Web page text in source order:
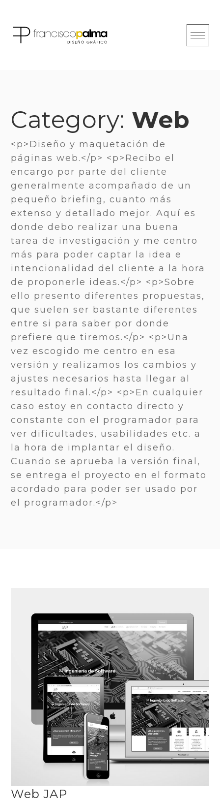
content
Category: Web
<p>Diseño y maquetación de
páginas web.</p> <p>Recibo el
encargo por parte del cliente
generalmente acompañado de un
pequeño briefing, cuanto más
extenso y detallado mejor. Aquí es
donde debo realizar una buena
tarea de investigación y me centro
más para poder captar la idea e
intencionalidad del cliente a la hora
de proponerle ideas.</p> <p>Sobre
ello presento diferentes propuestas,
que suelen ser bastante diferentes
entre si para saber por donde
prefiere que tiremos.</p> <p>Una
vez escogido me centro en esa
versión y realizamos los cambios y
ajustes necesarios hasta llegar al
resultado final.</p> <p>En cualquier
caso estoy en contacto directo y
constante con el programador para
ver dificultades, usabilidades etc. a
la hora de implantar el diseño.
Cuando se aprueba la versión final,
se entrega el proyecto en el formato
acordado para poder ser usado por
el programador.</p>
Web JAP